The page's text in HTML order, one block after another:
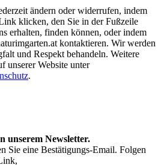
ändern oder widerrufen, indem
klicken, den Sie in der Fußzeile
erhalten, finden können, oder indem
kontaktieren. Wir werden
und Respekt behandeln. Weitere
unserer Website unter
.
unserem Newsletter.
Sie eine Bestätigungs-Email. Folgen